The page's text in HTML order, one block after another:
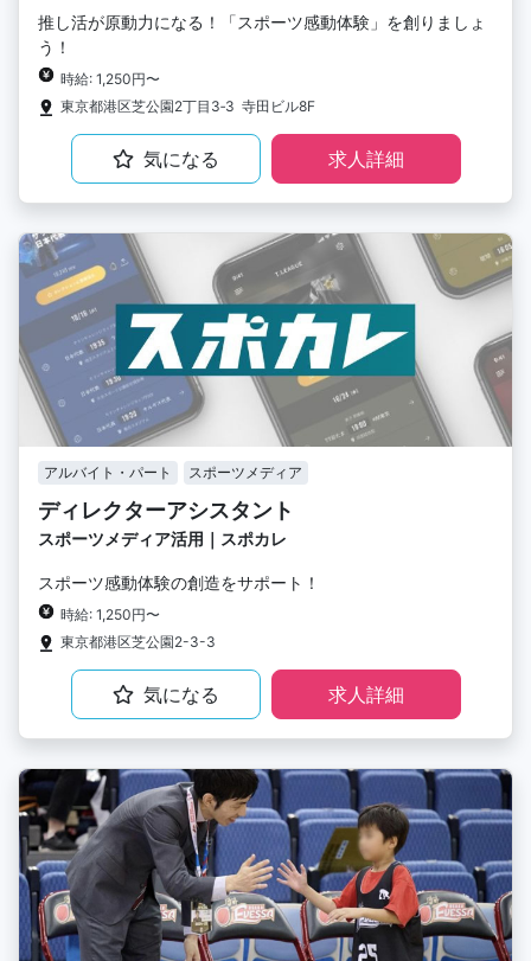
推し活が原動力になる！「スポーツ感動体験」を創りましょ
う！
時給: 1,250円〜
東京都港区芝公園2丁目3‐3 寺田ビル8F
気になる 求人詳細
アルバイト・パート スポーツメディア
ディレクターアシスタント
スポーツメディア活用｜スポカレ
スポーツ感動体験の創造をサポート！
時給: 1,250円〜
東京都港区芝公園2-3-3
気になる 求人詳細